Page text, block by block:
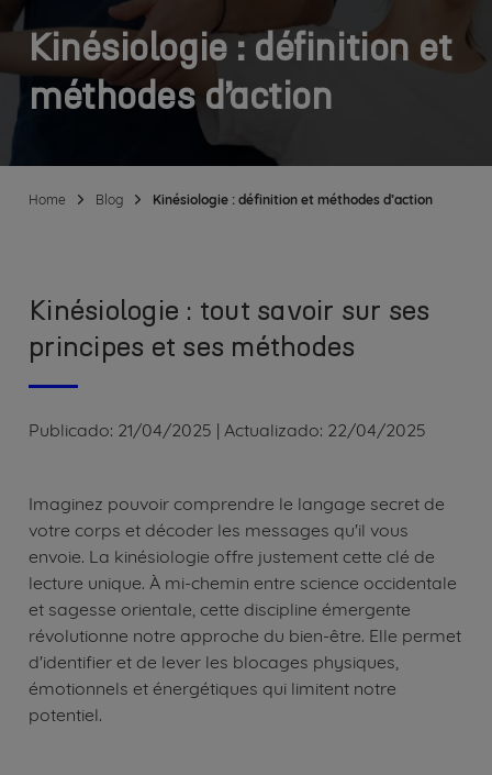
Kinésiologie : définition et
méthodes d’action
Home Blog Kinésiologie : définition et méthodes d’action
Kinésiologie : tout savoir sur ses
principes et ses méthodes
Publicado: 21/04/2025 | Actualizado: 22/04/2025
Imaginez pouvoir comprendre le langage secret de
votre corps et décoder les messages qu'il vous
envoie. La kinésiologie offre justement cette clé de
lecture unique. À mi-chemin entre science occidentale
et sagesse orientale, cette discipline émergente
révolutionne notre approche du bien-être. Elle permet
d'identifier et de lever les blocages physiques,
émotionnels et énergétiques qui limitent notre
potentiel.